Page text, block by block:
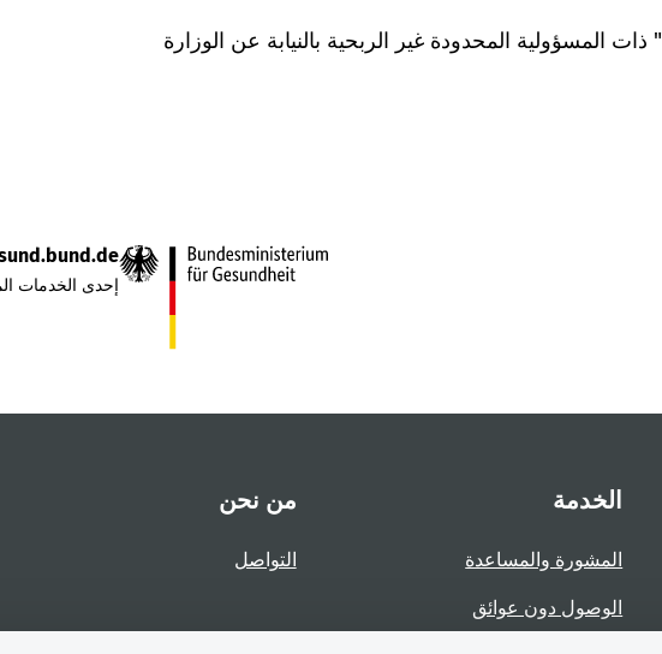
مُقدم من شركة "Was hab’ ich?‎" ذات المسؤولية المحدودة غير الربحية بالنيابة عن الوزارة
إحدى الخدمات
الخدمة
المشورة والمساعدة
الوصول دون عوائق
من نحن
التواصل